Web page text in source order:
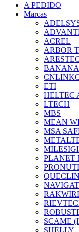
A PEDIDO
Marcas
ACREL
ARBOR
ETI
HELTEC
LTECH
MBS
MEAN
MSA
PLANET
SCAME
SHELLY